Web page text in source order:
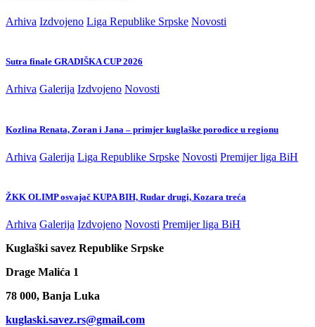
Arhiva Izdvojeno Liga Republike Srpske Novosti
Sutra finale GRADIŠKA CUP 2026
Arhiva Galerija Izdvojeno Novosti
Kozlina Renata, Zoran i Jana – primjer kuglaške porodice u regionu
Arhiva Galerija Liga Republike Srpske Novosti Premijer liga BiH
ŽKK OLIMP osvajač KUPA BIH, Rudar drugi, Kozara treća
Arhiva Galerija Izdvojeno Novosti Premijer liga BiH
Kuglaški savez Republike Srpske
Drage Malića 1
78 000, Banja Luka
kuglaski.savez.rs@gmail.com